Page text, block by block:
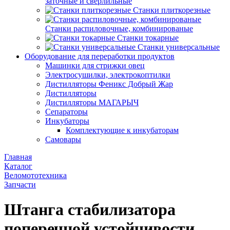
Станки плиткорезные
Станки распиловочные, комбинированые
Станки токарные
Станки универсальные
Оборудование для переработки продуктов
Машинки для стрижки овец
Электросушилки, электрокоптилки
Дистилляторы Феникс Добрый Жар
Дистилляторы
Дистилляторы МАГАРЫЧ
Сепараторы
Инкубаторы
Комплектующие к инкубаторам
Самовары
Главная
Каталог
Веломототехника
Запчасти
Штанга стабилизатора